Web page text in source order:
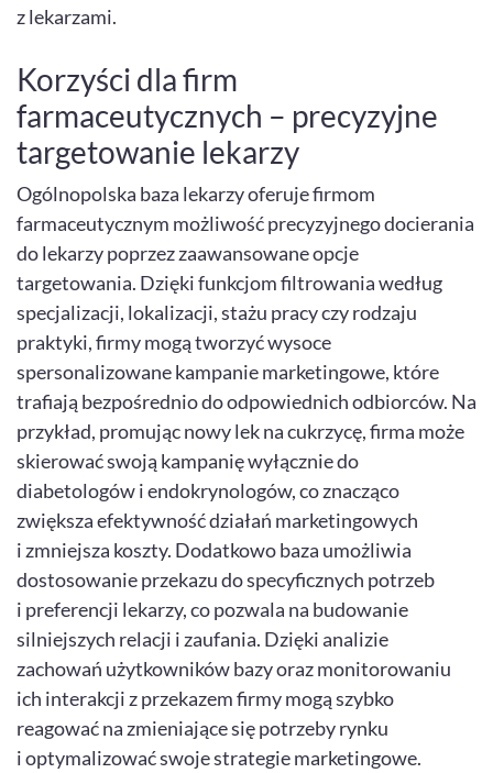
z lekarzami.
Korzyści dla firm
farmaceutycznych – precyzyjne
targetowanie lekarzy
Ogólnopolska baza lekarzy oferuje firmom
farmaceutycznym możliwość precyzyjnego docierania
do lekarzy poprzez zaawansowane opcje
targetowania. Dzięki funkcjom filtrowania według
specjalizacji, lokalizacji, stażu pracy czy rodzaju
praktyki, firmy mogą tworzyć wysoce
spersonalizowane kampanie marketingowe, które
trafiają bezpośrednio do odpowiednich odbiorców. Na
przykład, promując nowy lek na cukrzycę, firma może
skierować swoją kampanię wyłącznie do
diabetologów i endokrynologów, co znacząco
zwiększa efektywność działań marketingowych
i zmniejsza koszty. Dodatkowo baza umożliwia
dostosowanie przekazu do specyficznych potrzeb
i preferencji lekarzy, co pozwala na budowanie
silniejszych relacji i zaufania. Dzięki analizie
zachowań użytkowników bazy oraz monitorowaniu
ich interakcji z przekazem firmy mogą szybko
reagować na zmieniające się potrzeby rynku
i optymalizować swoje strategie marketingowe.